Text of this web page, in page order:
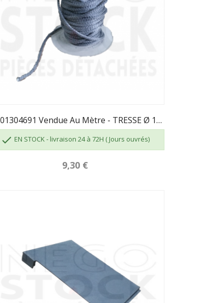
00001304691 Vendue Au Mètre - TRESSE Ø 10.5 Mm
 EN STOCK - livraison 24 à 72H ( Jours ouvrés)
9,30 €